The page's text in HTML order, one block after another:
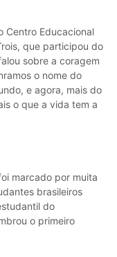
Centro Educacional
que participou do
sobre a coragem
o nome do
e agora, mais do
o que a vida tem a
marcado por muita
brasileiros
do
o primeiro